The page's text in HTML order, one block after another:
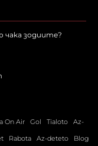
чака зодиите?
On Air Gol Tialoto
Az-
Rabota Az-deteto
Blog